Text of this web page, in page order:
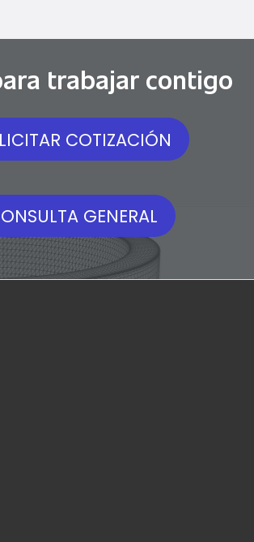
trabajar contigo
COTIZACIÓN
GENERAL